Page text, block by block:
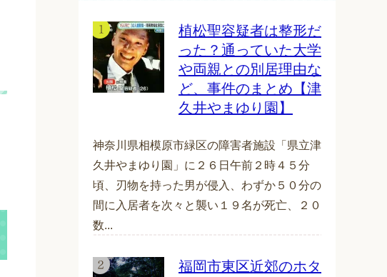
植松聖容疑者は整形だ
った？通っていた大学
や両親との別居理由な
ど、事件のまとめ【津
久井やまゆり園】
神奈川県相模原市緑区の障害者施設「県立津
久井やまゆり園」に２６日午前２時４５分
頃、刃物を持った男が侵入、わずか５０分の
間に入居者を次々と襲い１９名が死亡、２０
数...
福岡市東区近郊のホタ